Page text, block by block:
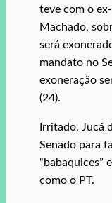
teve com o
Machado,
será
mandato no
exoneração
(24).
Irritado, Jucá
Senado para
“babaquices”
como o PT.